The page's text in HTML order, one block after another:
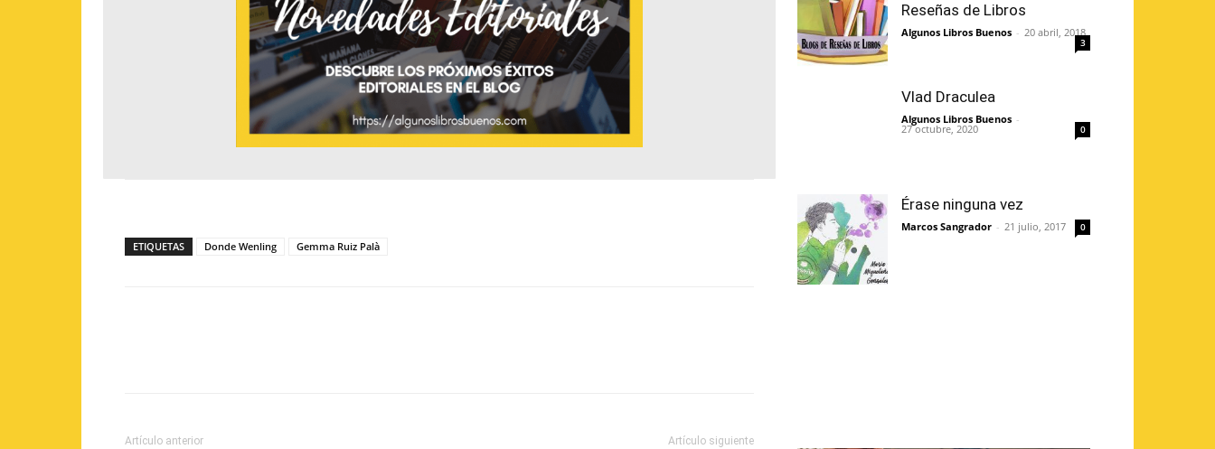
ETIQUETAS Donde Wenling Gemma Ruiz Palà
Artículo anterior Artículo siguiente
Reseñas de Libros
Algunos Libros Buenos - 20 abril, 2018
3
Vlad Draculea
Algunos Libros Buenos -
27 octubre, 2020 0
Érase ninguna vez
Marcos Sangrador - 21 julio, 2017 0